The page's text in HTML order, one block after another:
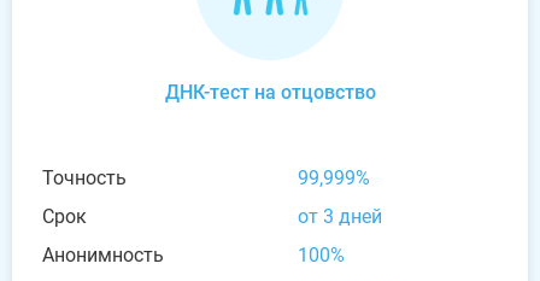
ДНК-тест на отцовство
Точность
99,999%
Срок
от 3 дней
Анонимность
100%